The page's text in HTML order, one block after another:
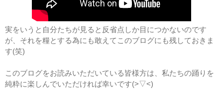
実をいうと自分たちが見ると反省点しか目につかないのです
が、それを糧とする為にも敢えてこのブログにも残しておきま
す(笑)
このブログをお読みいただいている皆様方は、私たちの踊りを
純粋に楽しんでいただければ幸いです(>▽<)